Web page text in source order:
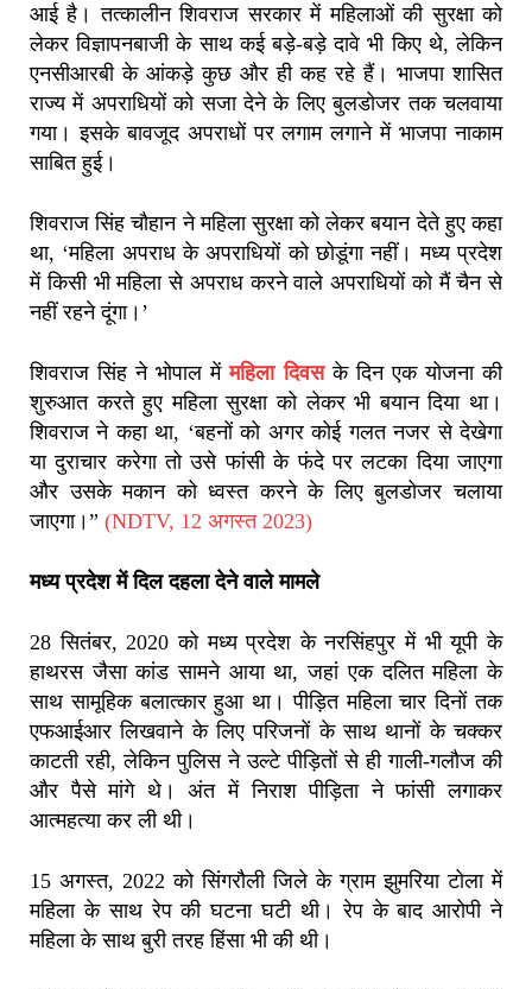
आई है। तत्कालीन शिवराज सरकार में महिलाओं की सुरक्षा को
लेकर विज्ञापनबाजी के साथ कई बड़े-बड़े दावे भी किए थे, लेकिन
एनसीआरबी के आंकड़े कुछ और ही कह रहे हैं। भाजपा शासित
राज्य में अपराधियों को सजा देने के लिए बुलडोजर तक चलवाया
गया। इसके बावजूद अपराधों पर लगाम लगाने में भाजपा नाकाम
साबित हुई।
शिवराज सिंह चौहान ने महिला सुरक्षा को लेकर बयान देते हुए कहा
था, ‘महिला अपराध के अपराधियों को छोडूंगा नहीं। मध्य प्रदेश
में किसी भी महिला से अपराध करने वाले अपराधियों को मैं चैन से
नहीं रहने दूंगा।’
शिवराज सिंह ने भोपाल मेंमहिला दिवसके दिन एक योजना की
शुरुआत करते हुए महिला सुरक्षा को लेकर भी बयान दिया था।
शिवराज ने कहा था, ‘बहनों को अगर कोई गलत नजर से देखेगा
या दुराचार करेगा तो उसे फांसी के फंदे पर लटका दिया जाएगा
और उसके मकान को ध्वस्त करने के लिए बुलडोजर चलाया
जाएगा।” (NDTV, 12 अगस्त 2023)
मध्य प्रदेश में दिल दहला देने वाले मामले
28 सितंबर, 2020 को मध्य प्रदेश के नरसिंहपुर में भी यूपी के
हाथरस जैसा कांड सामने आया था, जहां एक दलित महिला के
साथ सामूहिक बलात्कार हुआ था। पीड़ित महिला चार दिनों तक
एफआईआर लिखवाने के लिए परिजनों के साथ थानों के चक्कर
काटती रही, लेकिन पुलिस ने उल्टे पीड़ितों से ही गाली-गलौज की
और पैसे मांगे थे। अंत में निराश पीड़िता ने फांसी लगाकर
आत्महत्या कर ली थी।
15 अगस्त, 2022 को सिंगरौली जिले के ग्राम झुमरिया टोला में
महिला के साथ रेप की घटना घटी थी। रेप के बाद आरोपी ने
महिला के साथ बुरी तरह हिंसा भी की थी।